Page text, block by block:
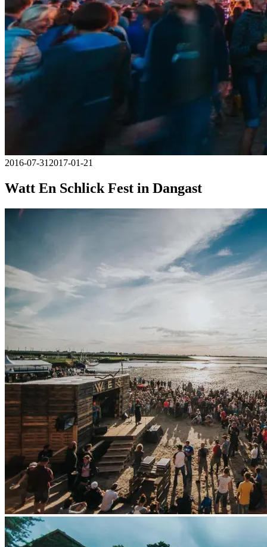
2016-07-31 2017-01-21
Watt En Schlick Fest in Dangast